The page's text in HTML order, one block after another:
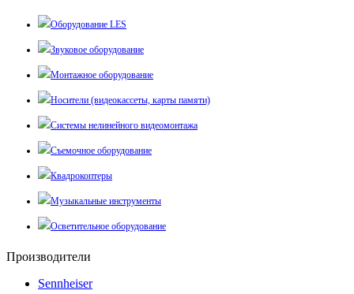
Оборудование LES
Звуковое оборудование
Монтажное оборудование
Носители (видеокассеты, карты памяти)
Системы нелинейного видеомонтажа
Съемочное оборудование
Квадрокоптеры
Музыкальные инструменты
Осветительное оборудование
Производители
Sennheiser